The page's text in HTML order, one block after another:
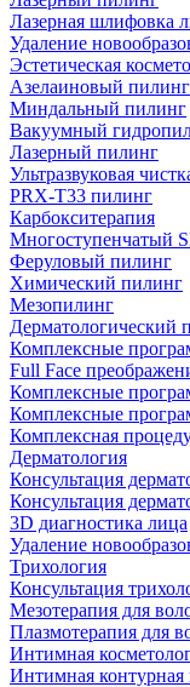
Лазерная шлифовка
Удаление
Эстетическая
Азелаиновый пилинг
Миндальный пилинг
Вакуумный
Лазерный пилинг
Ультразвуковая
PRX-T33 пилинг
Карбокситерапия
Многоступенчатый
Феруловый пилинг
Химический пилинг
Мезопилинг
Дерматологический
Комплексные
Full Face
Комплексные
Комплексные
Комплексная
Дерматология
Консультация
Консультация
3D диагностика лица
Удаление
Трихология
Консультация
Мезотерапия для
Плазмотерапия для
Интимная
Интимная контурная